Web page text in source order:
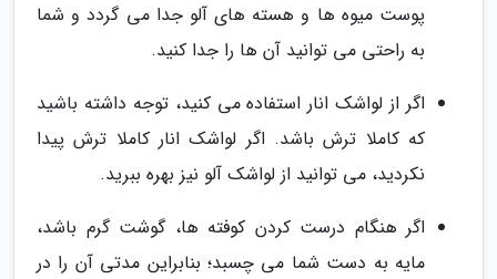
پوست میوه ها و هسته های آلو جدا می گردد و شما
به راحتی می توانید آن ها را جدا کنید.
اگر از لواشک انار استفاده می کنید، توجه داشته باشید
که کاملا ترش باشد. اگر لواشک انار کاملا ترش پیدا
نکردید، می توانید از لواشک آلو نیز بهره ببرید.
اگر هنگام درست کردن کوفته ها، گوشت گرم باشد،
مایه به دست شما می چسبد؛ بنابراین مدتی آن را در